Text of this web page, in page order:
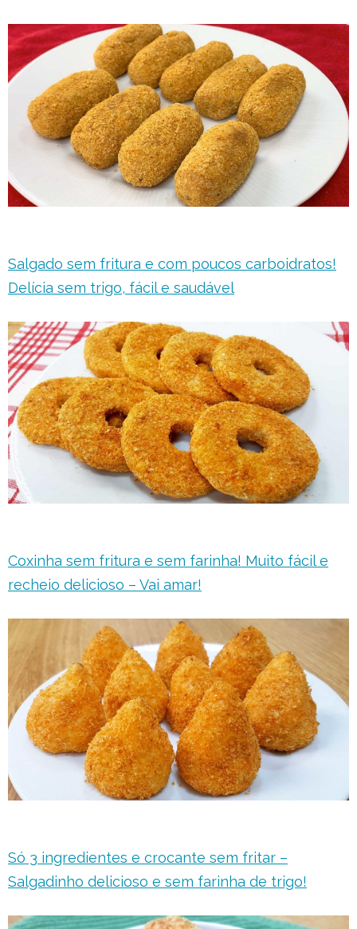
Salgado sem fritura e com poucos carboidratos!
Delícia sem trigo, fácil e saudável
Coxinha sem fritura e sem farinha! Muito fácil e
recheio delicioso – Vai amar!
Só 3 ingredientes e crocante sem fritar –
Salgadinho delicioso e sem farinha de trigo!